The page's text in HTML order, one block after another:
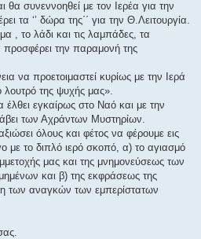
θα συνεννοηθεί με τον Ιερέα για την
τα ‘’ δώρα της΄΄ για την Θ.Λειτουργία.
, το λάδι και τις λαμπάδες, τα
την παραμονή της
να προετοιμαστεί κυρίως με την Ιερά
της ψυχής μας».
έλθει εγκαίρως στο Ναό και με την
των Αχράντων Μυστηρίων.
όλους και φέτος να φέρουμε εις
με το διπλό ιερό σκοπό, α) το αγιασμό
μας και της μνημονεύσεως των
και β) της εκφράσεως της
των αναγκών των εμπερίστατων